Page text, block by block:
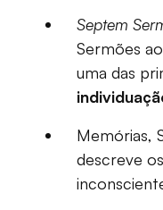
Septem
Sermões
uma das
Memórias,
descreve